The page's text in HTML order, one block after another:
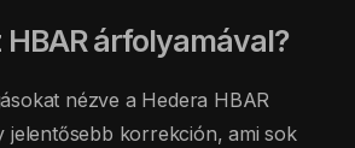
árfolyamával?
nézve a Hedera HBAR
jelentősebb korrekción, ami sok